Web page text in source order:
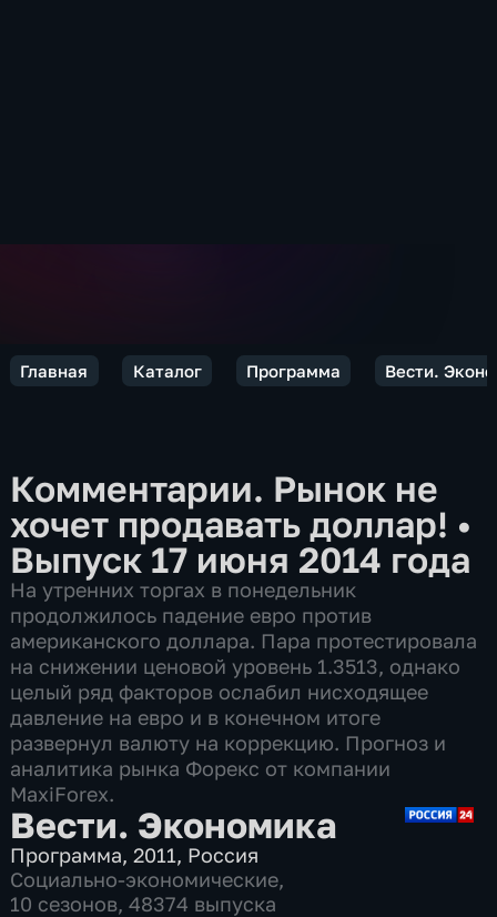
Главная Каталог Программа Вести.
Комментарии. Рынок не
хочет продавать доллар! •
Выпуск 17 июня 2014 года
На утренних торгах в понедельник
продолжилось падение евро против
американского доллара. Пара протестировала
на снижении ценовой уровень 1.3513, однако
целый ряд факторов ослабил нисходящее
давление на евро и в конечном итоге
развернул валюту на коррекцию. Прогноз и
аналитика рынка Форекс от компании
MaxiForex.
Вести. Экономика
Программа,2011, Россия
Социально-экономические,
10 сезонов, 48374 выпуска